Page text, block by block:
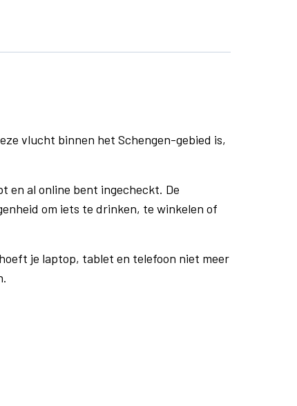
vlucht binnen het Schengen-gebied is,
en al online bent ingecheckt. De
om iets te drinken, te winkelen of
je laptop, tablet en telefoon niet meer